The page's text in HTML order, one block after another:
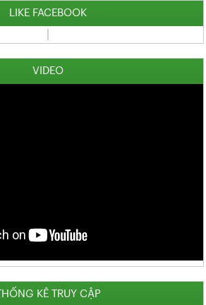
LIKE FACEBOOK
VIDEO
THỐNG KÊ TRUY CẬP